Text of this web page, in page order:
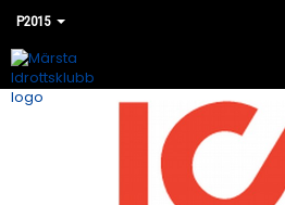
P2015
HEM